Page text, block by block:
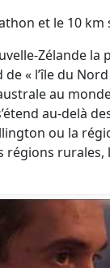
et le 10 km
Zélande la
« l’île du
au
au-delà
ou la
régions rurales,